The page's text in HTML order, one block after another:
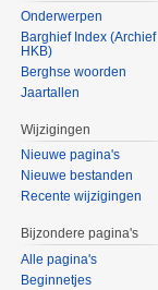
Onderwerpen
Barghief Index (Archief
HKB)
Berghse woorden
Jaartallen
Wijzigingen
Nieuwe pagina's
Nieuwe bestanden
Recente wijzigingen
Bijzondere pagina's
Alle pagina's
Beginnetjes